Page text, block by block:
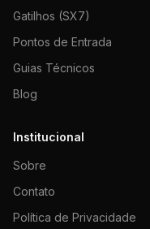
Gatilhos (SX7)
Pontos de Entrada
Guias Técnicos
Blog
Institucional
Sobre
Contato
Política de Privacidade